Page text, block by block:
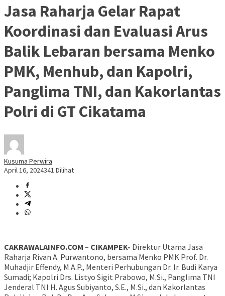
Jasa Raharja Gelar Rapat
Koordinasi dan Evaluasi Arus
Balik Lebaran bersama Menko
PMK, Menhub, dan Kapolri,
Panglima TNI, dan Kakorlantas
Polri di GT Cikatama
Kusuma Perwira
April 16, 2024341 Dilihat
CAKRAWALAINFO.COM – CIKAMPEK- Direktur Utama Jasa
Raharja Rivan A. Purwantono, bersama Menko PMK Prof. Dr.
Muhadjir Effendy, M.A.P., Menteri Perhubungan Dr. Ir. Budi Karya
Sumadi; Kapolri Drs. Listyo Sigit Prabowo, M.Si., Panglima TNI
Jenderal TNI H. Agus Subiyanto, S.E., M.Si., dan Kakorlantas